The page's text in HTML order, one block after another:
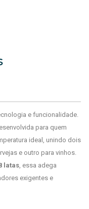
e funcionalidade.
para quem
ideal, unindo dois
e outro para vinhos.
latas, essa adega
exigentes e